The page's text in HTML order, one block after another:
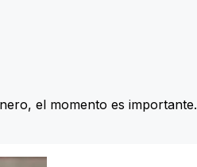
el momento es importante.